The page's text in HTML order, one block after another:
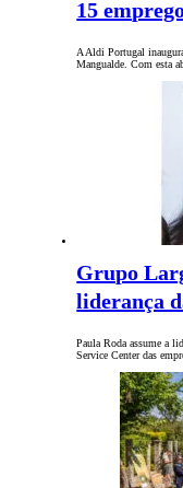
15
A Aldi Portugal
Mangualde. Com esta
Grupo
liderança
Paula Roda assume a
Service Center das